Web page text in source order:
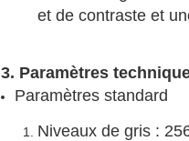
et de contraste et
3. Paramètres
Paramètres standard
Niveaux de gris :